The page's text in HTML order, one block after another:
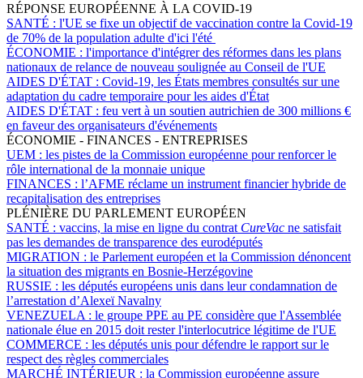
RÉPONSE EUROPÉENNE À LA COVID-19
SANTÉ : l'UE se fixe un objectif de vaccination contre la Covid-19
de 70% de la population adulte d'ici l'été
ÉCONOMIE : l'importance d'intégrer des réformes dans les plans
nationaux de relance de nouveau soulignée au Conseil de l'UE
AIDES D'ÉTAT : Covid-19, les États membres consultés sur une
adaptation du cadre temporaire pour les aides d'État
AIDES D'ÉTAT : feu vert à un soutien autrichien de 300 millions €
en faveur des organisateurs d'événements
ÉCONOMIE - FINANCES - ENTREPRISES
UEM : les pistes de la Commission européenne pour renforcer le
rôle international de la monnaie unique
FINANCES : l’AFME réclame un instrument financier hybride de
recapitalisation des entreprises
PLÉNIÈRE DU PARLEMENT EUROPÉEN
SANTÉ : vaccins, la mise en ligne du contrat CureVac ne satisfait
pas les demandes de transparence des eurodéputés
MIGRATION : le Parlement européen et la Commission dénoncent
la situation des migrants en Bosnie-Herzégovine
RUSSIE : les députés européens unis dans leur condamnation de
l’arrestation d’Alexeï Navalny
VENEZUELA : le groupe PPE au PE considère que l'Assemblée
nationale élue en 2015 doit rester l'interlocutrice légitime de l'UE
COMMERCE : les députés unis pour défendre le rapport sur le
respect des règles commerciales
MARCHÉ INTÉRIEUR : la Commission européenne assure